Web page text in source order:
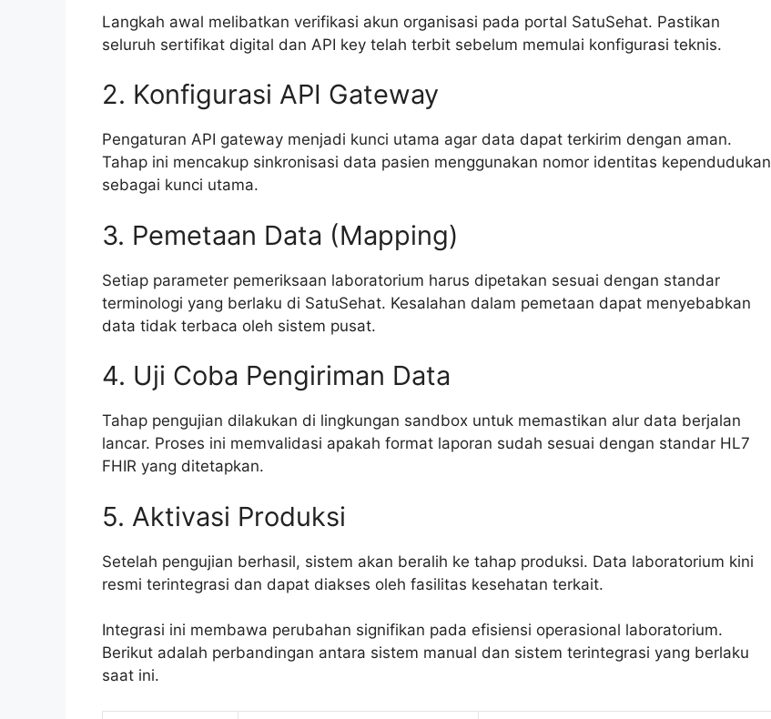
Langkah awal melibatkan verifikasi akun organisasi pada portal SatuSehat. Pastikan
seluruh sertifikat digital dan API key telah terbit sebelum memulai konfigurasi teknis.
2. Konfigurasi API Gateway
Pengaturan API gateway menjadi kunci utama agar data dapat terkirim dengan aman.
Tahap ini mencakup sinkronisasi data pasien menggunakan nomor identitas kependudukan
sebagai kunci utama.
3. Pemetaan Data (Mapping)
Setiap parameter pemeriksaan laboratorium harus dipetakan sesuai dengan standar
terminologi yang berlaku di SatuSehat. Kesalahan dalam pemetaan dapat menyebabkan
data tidak terbaca oleh sistem pusat.
4. Uji Coba Pengiriman Data
Tahap pengujian dilakukan di lingkungan sandbox untuk memastikan alur data berjalan
lancar. Proses ini memvalidasi apakah format laporan sudah sesuai dengan standar HL7
FHIR yang ditetapkan.
5. Aktivasi Produksi
Setelah pengujian berhasil, sistem akan beralih ke tahap produksi. Data laboratorium kini
resmi terintegrasi dan dapat diakses oleh fasilitas kesehatan terkait.
Integrasi ini membawa perubahan signifikan pada efisiensi operasional laboratorium.
Berikut adalah perbandingan antara sistem manual dan sistem terintegrasi yang berlaku
saat ini.